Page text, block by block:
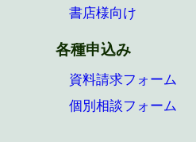
書店様向け
各種申込み
資料請求フォーム
個別相談フォーム